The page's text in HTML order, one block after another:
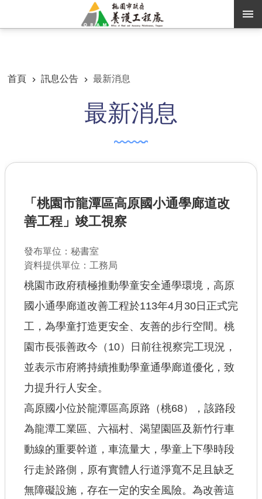
進階搜尋
便民服務
資訊公開
路燈
公共工程
回首頁
網站導覽
市政信箱
桃園市政府
隱私權政策
網站安全政策
政府網站資料開放宣告
首頁
訊息公告 最新消息
最新消息
「桃園市龍潭區高原國小通學廊道改
善工程」竣工視察
發布單位：秘書室
資料提供單位：工務局
桃園市政府積極推動學童安全通學環境，高原
國小通學廊道改善工程於113年4月30日正式完
工，為學童打造更安全、友善的步行空間。桃
園市長張善政今（10）日前往視察完工現況，
並表示市府將持續推動學童通學廊道優化，致
力提升行人安全。
高原國小位於龍潭區高原路（桃68），該路段
為龍潭工業區、六福村、渴望園區及新竹行車
動線的重要幹道，車流量大，學童上下學時段
行走於路側，原有實體人行道淨寬不足且缺乏
無障礙設施，存在一定的安全風險。為改善這